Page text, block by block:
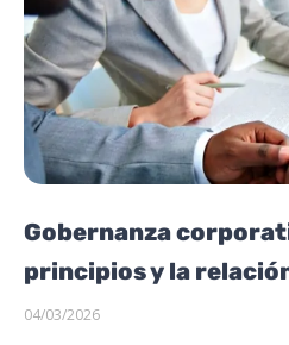
Gobernanza
principios y la
04/03/2026